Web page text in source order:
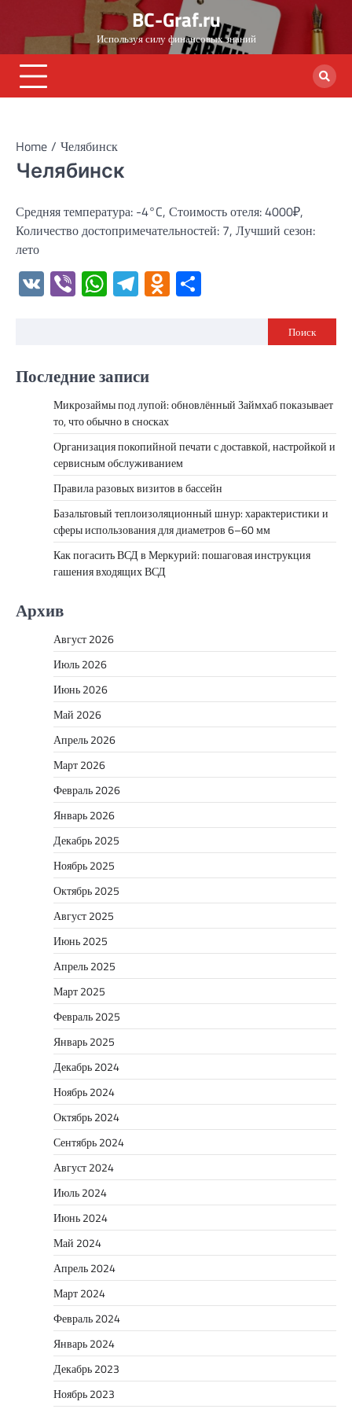
content
BC-Graf.ru
Используя силу финансовых знаний
Home Челябинск
Челябинск
Средняя температура: -4°C, Стоимость отеля: 4000₽,
Количество достопримечательностей: 7, Лучший сезон:
лето
VK ViberWhatsApp
Telegram
Odnoklassniki
Поиск
Последние записи
Микрозаймы под лупой: обновлённый Займхаб показывает
то, что обычно в сносках
Организация покопийной печати с доставкой, настройкой и
сервисным обслуживанием
Правила разовых визитов в бассейн
Базальтовый теплоизоляционный шнур: характеристики и
сферы использования для диаметров 6–60 мм
Как погасить ВСД в Меркурий: пошаговая инструкция
гашения входящих ВСД
Архив
Август 2026
Июль 2026
Июнь 2026
Май 2026
Апрель 2026
Март 2026
Февраль 2026
Январь 2026
Декабрь 2025
Ноябрь 2025
Октябрь 2025
Август 2025
Июнь 2025
Апрель 2025
Март 2025
Февраль 2025
Январь 2025
Декабрь 2024
Ноябрь 2024
Октябрь 2024
Сентябрь 2024
Август 2024
Июль 2024
Июнь 2024
Май 2024
Апрель 2024
Март 2024
Февраль 2024
Январь 2024
Декабрь 2023
Ноябрь 2023